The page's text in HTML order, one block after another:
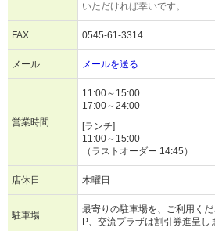
いただければ幸いです。
FAX 0545-61-3314
メール メールを送る
営業時間
11:00～15:00
17:00～24:00
[ランチ]
11:00～15:00
（ラストオーダー 14:45）
店休日 木曜日
駐車場
最寄りの駐車場を、ご利用く
P、交流プラザは割引券進呈し